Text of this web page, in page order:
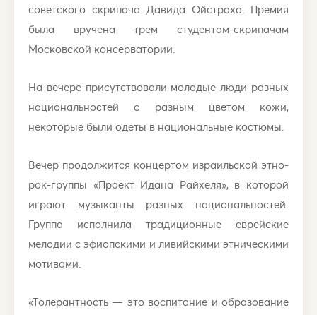
советского скрипача Давида Ойстраха. Премия
была вручена трем студентам-скрипачам
Московской консерватории.
На вечере присутствовали молодые люди разных
национальностей с разным цветом кожи,
некоторые были одеты в национальные костюмы.
Вечер продолжится концертом израильской этно-
рок-группы «Проект Идана Райхеля», в которой
играют музыканты разных национальностей.
Группа исполнила традиционные еврейские
мелодии с эфиопскими и ливийскими этническими
мотивами.
«Толерантность — это воспитание и образование